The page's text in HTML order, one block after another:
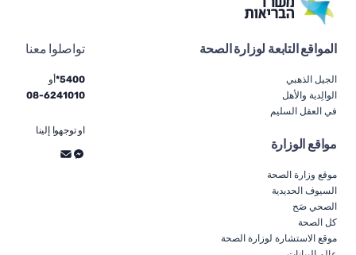
المواقع التابعة لوزارة الصحة
الجيل الذهبي
الوالِدية والأهل
في العقل السليم
مواقع الوزارة
موقع وزارة الصحة
السيوف الحديدية
الصحي صَح
كل الصحة
موقع الاستشارة لوزارة الصحة
تواصلوا معنا
5400*
أو
6241010
-
08
او توجهوا إلينا